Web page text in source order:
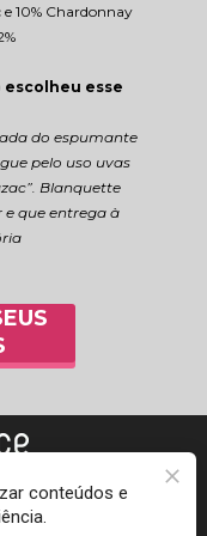
10% Chardonnay
escolheu esse
do espumante
pelo uso uvas
Blanquette
que entrega à
conteúdos e